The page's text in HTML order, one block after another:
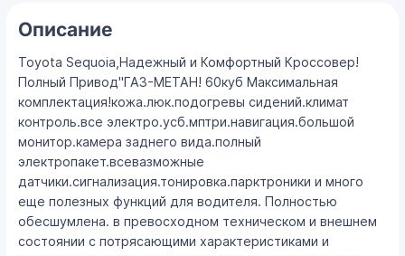
Описание
Toyota Sequoia,Надежный и Комфортный Кроссовер!
Полный Привод"ГАЗ-МЕТАН! 60куб Максимальная
комплектация!кожа.люк.подогревы сидений.климат
контроль.все электро.усб.мптри.навигация.большой
монитор.камера заднего вида.полный
электропакет.всевазможные
датчики.сигнализация.тонировка.парктроники и много
еще полезных функций для водителя. Полностью
обесшумлена. в превосходном техническом и внешнем
состоянии с потрясающими характеристиками и